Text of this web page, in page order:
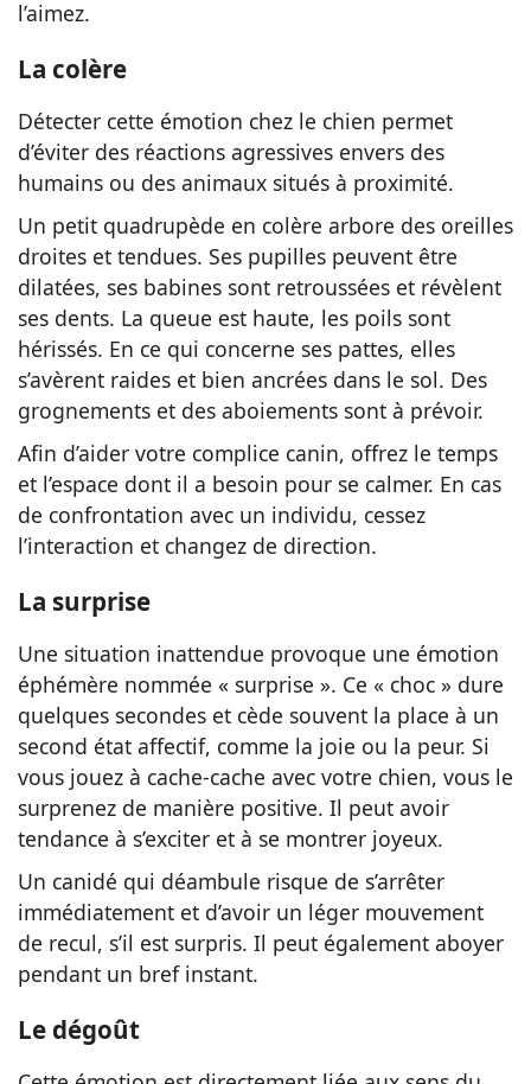
l’aimez.
La colère
Détecter cette émotion chez le chien permet
d’éviter des réactions agressives envers des
humains ou des animaux situés à proximité.
Un petit quadrupède en colère arbore des oreilles
droites et tendues. Ses pupilles peuvent être
dilatées, ses babines sont retroussées et révèlent
ses dents. La queue est haute, les poils sont
hérissés. En ce qui concerne ses pattes, elles
s’avèrent raides et bien ancrées dans le sol. Des
grognements et des aboiements sont à prévoir.
Afin d’aider votre complice canin, offrez le temps
et l’espace dont il a besoin pour se calmer. En cas
de confrontation avec un individu, cessez
l’interaction et changez de direction.
La surprise
Une situation inattendue provoque une émotion
éphémère nommée « surprise ». Ce « choc » dure
quelques secondes et cède souvent la place à un
second état affectif, comme la joie ou la peur. Si
vous jouez à cache-cache avec votre chien, vous le
surprenez de manière positive. Il peut avoir
tendance à s’exciter et à se montrer joyeux.
Un canidé qui déambule risque de s’arrêter
immédiatement et d’avoir un léger mouvement
de recul, s’il est surpris. Il peut également aboyer
pendant un bref instant.
Le dégoût